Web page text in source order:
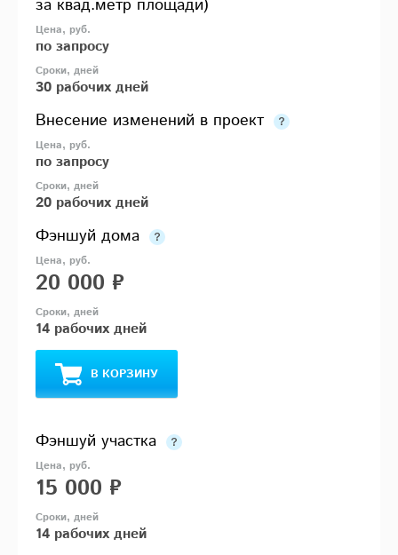
за квад.метр площади)
по запросу
30 рабочих дней
Внесение изменений в проект
по запросу
20 рабочих дней
Фэншуй дома
20 000 ₽
14 рабочих дней
В КОРЗИНУ
Фэншуй участка
15 000 ₽
14 рабочих дней